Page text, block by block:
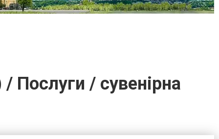
Послуги / сувенірна